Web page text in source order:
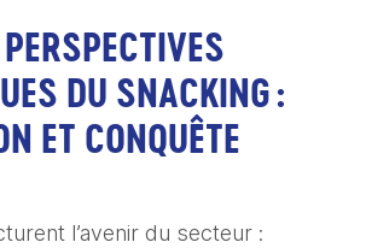
DU SNACKING :
ET CONQUÊTE
l’avenir du secteur :